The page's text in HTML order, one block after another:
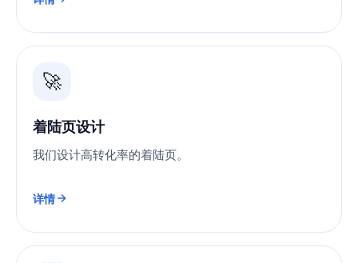
🚀
着陆页设计
我们设计高转化率的着陆页。
详情